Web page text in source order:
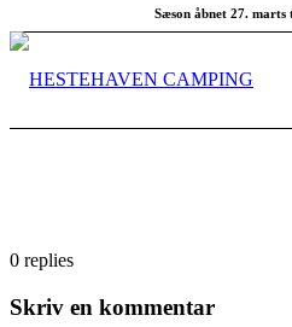
Sæson åbnet 27. marts
0 replies
Skriv en kommentar